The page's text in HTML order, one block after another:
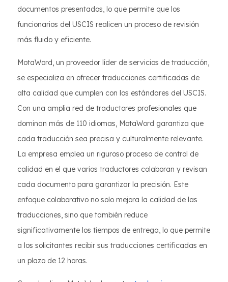
documentos presentados, lo que permite que los
funcionarios del USCIS realicen un proceso de revisión
más fluido y eficiente.
MotaWord, un proveedor líder de servicios de traducción,
se especializa en ofrecer traducciones certificadas de
alta calidad que cumplen con los estándares del USCIS.
Con una amplia red de traductores profesionales que
dominan más de 110 idiomas, MotaWord garantiza que
cada traducción sea precisa y culturalmente relevante.
La empresa emplea un riguroso proceso de control de
calidad en el que varios traductores colaboran y revisan
cada documento para garantizar la precisión. Este
enfoque colaborativo no solo mejora la calidad de las
traducciones, sino que también reduce
significativamente los tiempos de entrega, lo que permite
a los solicitantes recibir sus traducciones certificadas en
un plazo de 12 horas.